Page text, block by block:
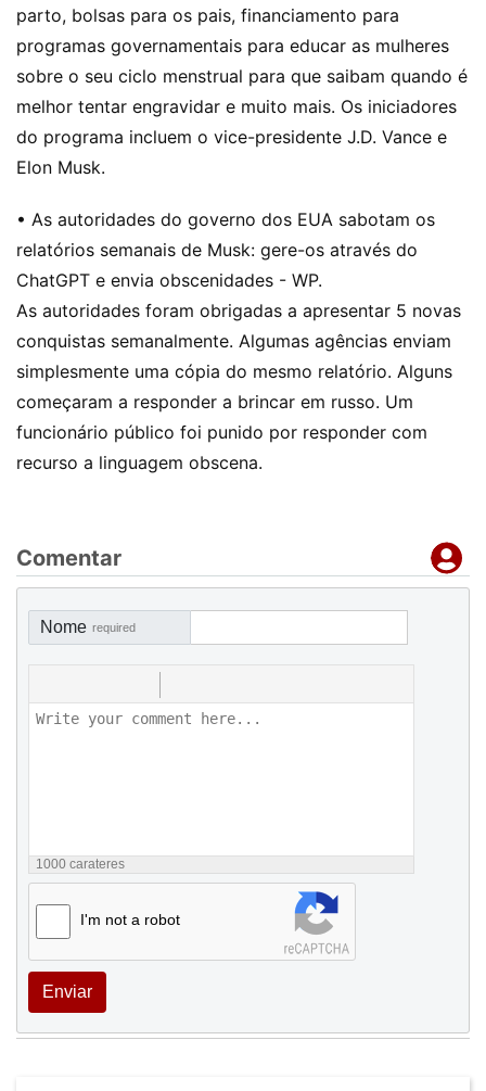
parto, bolsas para os pais, financiamento para
programas governamentais para educar as mulheres
sobre o seu ciclo menstrual para que saibam quando é
melhor tentar engravidar e muito mais. Os iniciadores
do programa incluem o vice-presidente J.D. Vance e
Elon Musk.
• As autoridades do governo dos EUA sabotam os
relatórios semanais de Musk: gere-os através do
ChatGPT e envia obscenidades - WP.
As autoridades foram obrigadas a apresentar 5 novas
conquistas semanalmente. Algumas agências enviam
simplesmente uma cópia do mesmo relatório. Alguns
começaram a responder a brincar em russo. Um
funcionário público foi punido por responder com
recurso a linguagem obscena.
Comentar
Nome required
1000 carateres
I'm not a robot
Enviar